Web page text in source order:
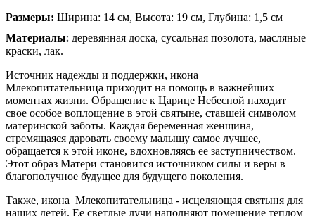
Размеры: Ширина: 14 см, Высота: 19 см, Глубина: 1,5 см
Материалы: деревянная доска, сусальная позолота, масляные
краски, лак.
Источник надежды и поддержки, икона
Млекопитательница приходит на помощь в важнейших
моментах жизни. Обращение к Царице Небесной находит
свое особое воплощение в этой святыне, ставшей символом
материнской заботы. Каждая беременная женщина,
стремящаяся даровать своему малышу самое лучшее,
обращается к этой иконе, вдохновляясь ее заступничеством.
Этот образ Матери становится источником силы и веры в
благополучное будущее для будущего поколения.
Также, икона Млекопитательница - исцеляющая святыня для
наших детей. Ее светлые лучи наполняют помещение теплом